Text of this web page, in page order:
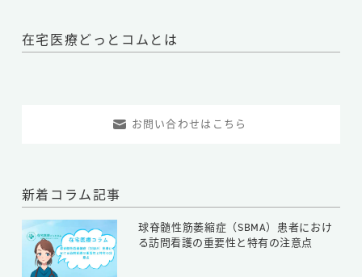
在宅医療どっとコムとは
お問い合わせはこちら
新着コラム記事
球脊髄性筋萎縮症（SBMA）患者におけ
る訪問看護の重要性と特有の注意点